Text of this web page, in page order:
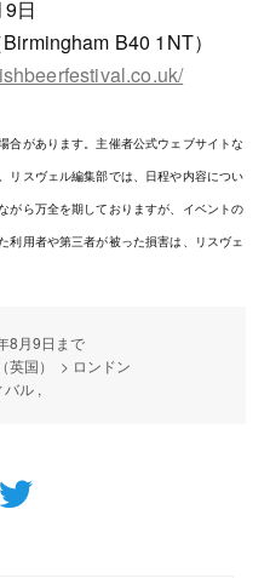
日
B40 1NT）
合があります。主催者公式ウェブサイトな
リスヴェル編集部では、日程や内容につい
がら万全を期しておりますが、イベントの
利用者や第三者が被った損害は、リスヴェ
8月9日まで
英国） > ロンドン
ル ,